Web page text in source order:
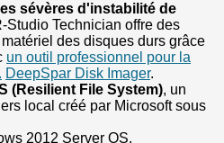
sévères d'instabilité de
Studio Technician offre des
des disques durs grâce
un outil professionnel pour la
DeepSpar Disk Imager.
(Resilient File System), un
local créé par Microsoft sous
2012 Server OS.